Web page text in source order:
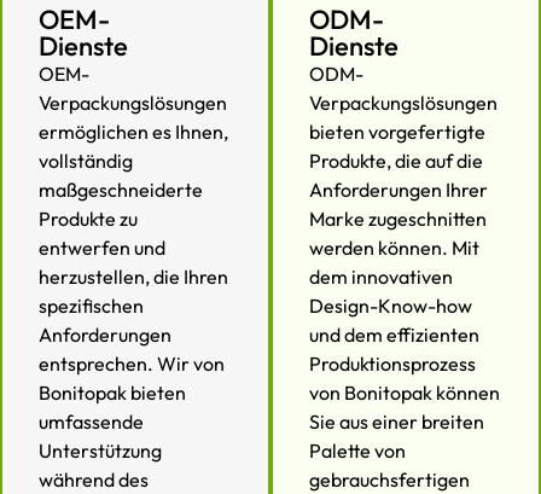
OEM-
Dienste
OEM-
Verpackungslösungen
ermöglichen es Ihnen,
vollständig
maßgeschneiderte
Produkte zu
entwerfen und
herzustellen, die Ihren
spezifischen
Anforderungen
entsprechen. Wir von
Bonitopak bieten
umfassende
Unterstützung
während des
ODM-
Dienste
ODM-
Verpackungslösungen
bieten vorgefertigte
Produkte, die auf die
Anforderungen Ihrer
Marke zugeschnitten
werden können. Mit
dem innovativen
Design-Know-how
und dem effizienten
Produktionsprozess
von Bonitopak können
Sie aus einer breiten
Palette von
gebrauchsfertigen